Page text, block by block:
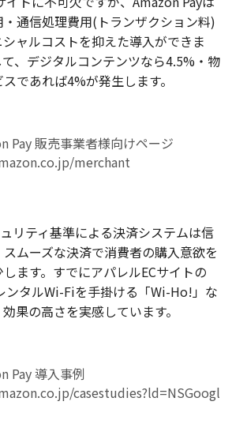
通信処理費用(トランザクション料)
ャルコストを抑えた導入ができま
、デジタルコンテンツなら4.5%・物
であれば4%が発生します。
Pay 販売事業者様向けページ
merchant
リティ基準による決済システムは信
ムーズな決済で消費者の購入意欲を
ます。すでにアパレルECサイトの
ンタルWi-Fiを手掛ける「Wi-Ho!」な
果の高さを実感しています。
Pay 導入事例
casestudies?ld=NSGoogl